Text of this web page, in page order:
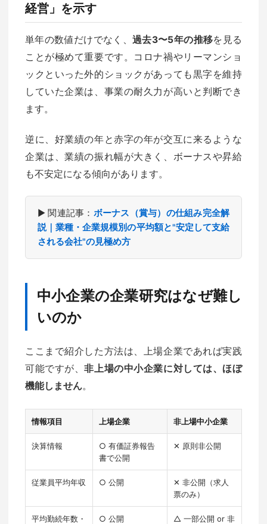
経営」を示す
単年の数値だけでなく、 過去3〜5年の推移を見る
ことが極めて重要です。コロナ禍やリーマンショ
ックといった外的ショックがあっても黒字を維持
していた企業は、事業の耐久力が高いと判断でき
ます。
逆に、好業績の年と赤字の年が交互に来るような
企業は、業績の振れ幅が大きく、ボーナスや昇給
も不安定になる傾向があります。
▶ 関連記事： ボーナス（賞与）の仕組み完全解
説｜業種・企業規模別の平均額と"安定して支給
される会社"の見極め方
中小企業の企業研究はなぜ難し
いのか
ここまで紹介した方法は、上場企業であれば実践
可能ですが、非上場の中小企業に対しては、ほぼ
機能しません。
情報項目 上場企業 非上場中小企業
決算情報
○ 有価証券報告
書で公開
✕ 原則非公開
従業員平均年収 ○ 公開
✕ 非公開（求人
票のみ）
平均勤続年数・
○ 公開
△ 一部公開 or 非